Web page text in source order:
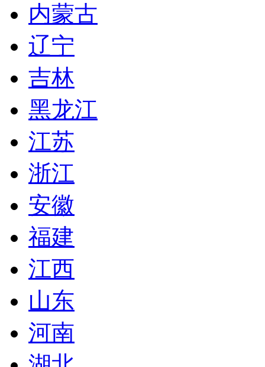
内蒙古
辽宁
吉林
黑龙江
江苏
浙江
安徽
福建
江西
山东
河南